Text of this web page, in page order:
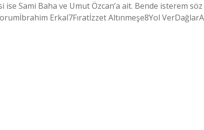
ise Sami Baha ve Umut Özcan’a ait. Bende isterem söz
Erkal7Fıratİzzet Altınmeşe8Yol